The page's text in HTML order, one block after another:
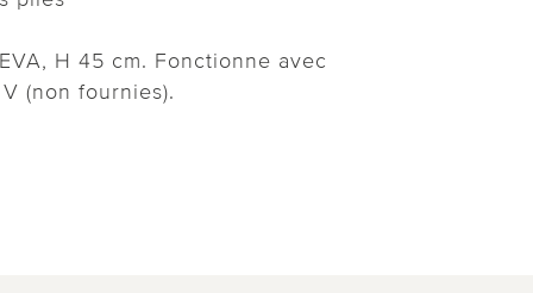
H 45 cm. Fonctionne avec
(non fournies).